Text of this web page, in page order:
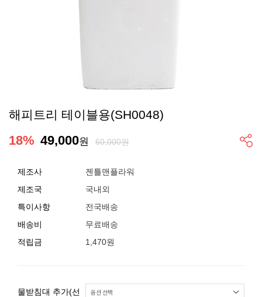
해피트리 테이블용(SH0048)
18% 49,000원 60,000원
제조사
젠틀맨플라워
제조국
국내외
특이사항
전국배송
배송비
무료배송
적립금
1,470원
물받침대 추가(선